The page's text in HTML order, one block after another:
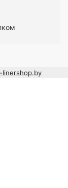
linershop.by